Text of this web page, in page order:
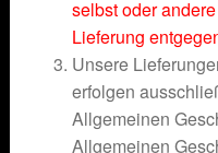
selbst oder
Lieferung
Unsere
erfolgen
Allgemeinen
Allgemeinen